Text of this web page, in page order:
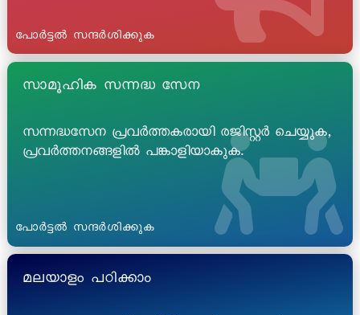
പോർട്ടൽ സന്ദർശിക്കുക
സാമൂഹിക സന്നദ്ധ സേന
സന്നദ്ധസേന പ്രവർത്തകരായി രജിസ്റ്റർ ചെയ്യുക,
പ്രവർത്തനങ്ങളിൽ പങ്കാളിയാകുക.
പോർട്ടൽ സന്ദർശിക്കുക
മലയാളം പഠിക്കാം